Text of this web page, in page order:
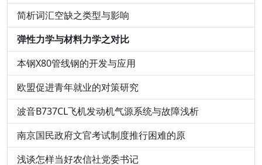
简析词汇空缺之类型与影响
弹性力学与材料力学之对比
本钢X80管线钢的开发与应用
欧盟促进青年就业的对策研究
波音B737CL飞机发动机气源系统与故障浅析
南京国民政府文官考试制度推行困难的原
浅谈怎样当好农信社党委书记